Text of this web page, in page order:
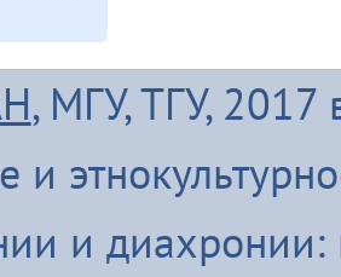
, МГУ, ТГУ, 2017
и
и диахронии: